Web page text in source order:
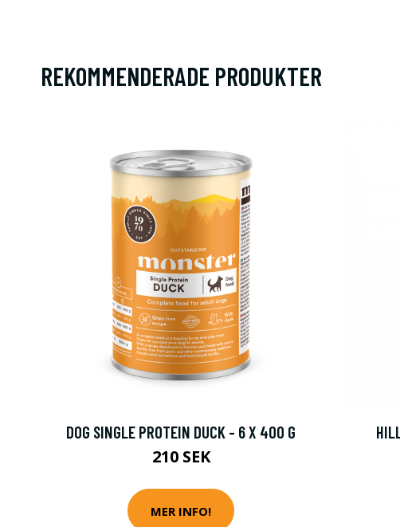
REKOMMENDERADE PRODUKTER
DOG SINGLE PROTEIN DUCK - 6 X 400 G
210 SEK
MER INFO!